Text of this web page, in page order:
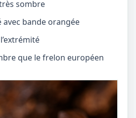
sombre
bande orangée
que le frelon européen